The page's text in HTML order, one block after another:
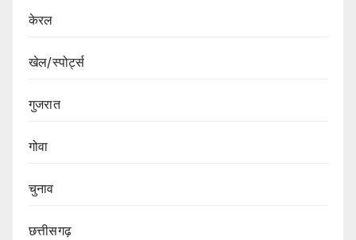
केरल
खेल/स्पोर्ट्स
गुजरात
गोवा
चुनाव
छत्तीसगढ़